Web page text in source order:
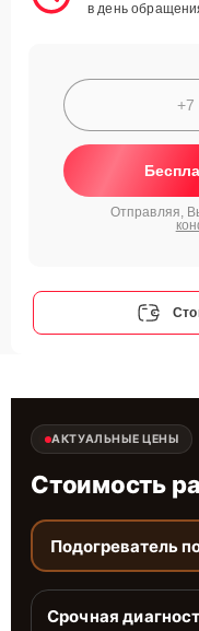
в день
Отправляя,
АКТУАЛЬНЫЕ ЦЕНЫ
Стоимость
Подогреватель
Срочная